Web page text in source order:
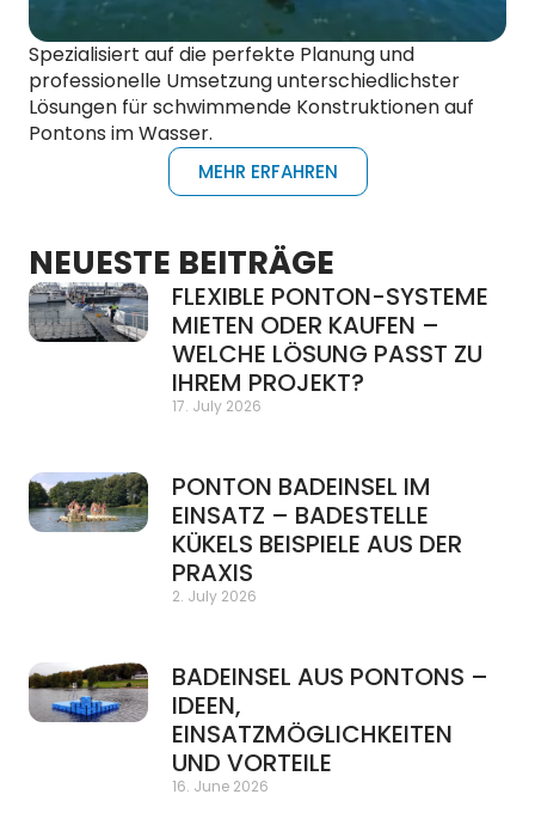
Spezialisiert auf die perfekte Planung und
professionelle Umsetzung unterschiedlichster
Lösungen für schwimmende Konstruktionen auf
Pontons im Wasser.
MEHR ERFAHREN
NEUESTE BEITRÄGE
FLEXIBLE PONTON-SYSTEME
MIETEN ODER KAUFEN –
WELCHE LÖSUNG PASST ZU
IHREM PROJEKT?
17. July 2026
PONTON BADEINSEL IM
EINSATZ – BADESTELLE
KÜKELS BEISPIELE AUS DER
PRAXIS
2. July 2026
BADEINSEL AUS PONTONS –
IDEEN,
EINSATZMÖGLICHKEITEN
UND VORTEILE
16. June 2026